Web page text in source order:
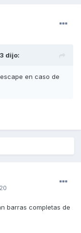
dijo:
en caso de
barras completas de